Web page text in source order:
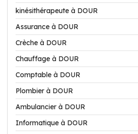
kinésithérapeute à DOUR
Assurance à DOUR
Crèche à DOUR
Chauffage à DOUR
Comptable à DOUR
Plombier à DOUR
Ambulancier à DOUR
Informatique à DOUR